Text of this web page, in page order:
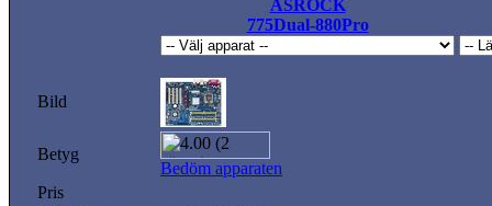
ASROCK
775Dual-880Pro
Bild
Betyg
Bedöm apparaten
Pris